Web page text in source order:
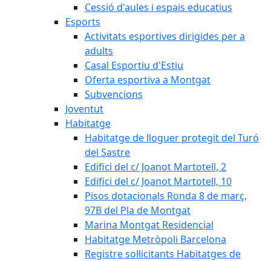
Cessió d'aules i espais educatius
Esports
Activitats esportives dirigides per a
adults
Casal Esportiu d'Estiu
Oferta esportiva a Montgat
Subvencions
Joventut
Habitatge
Habitatge de lloguer protegit del Turó
del Sastre
Edifici del c/ Joanot Martotell, 2
Edifici del c/ Joanot Martotell, 10
Pisos dotacionals Ronda 8 de març,
97B del Pla de Montgat
Marina Montgat Residencial
Habitatge Metròpoli Barcelona
Registre sol·licitants Habitatges de